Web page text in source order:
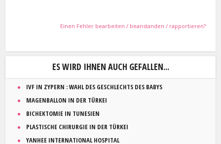
Einen Fehler bearbeiten / beanstanden / rapportieren?
ES WIRD IHNEN AUCH GEFALLEN...
IVF IN ZYPERN : WAHL DES GESCHLECHTS DES BABYS
MAGENBALLON IN DER TÜRKEI
BICHEKTOMIE IN TUNESIEN
PLASTISCHE CHIRURGIE IN DER TÜRKEI
YANHEE INTERNATIONAL HOSPITAL